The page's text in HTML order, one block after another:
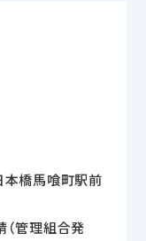
本橋馬喰町駅前
管理組合発